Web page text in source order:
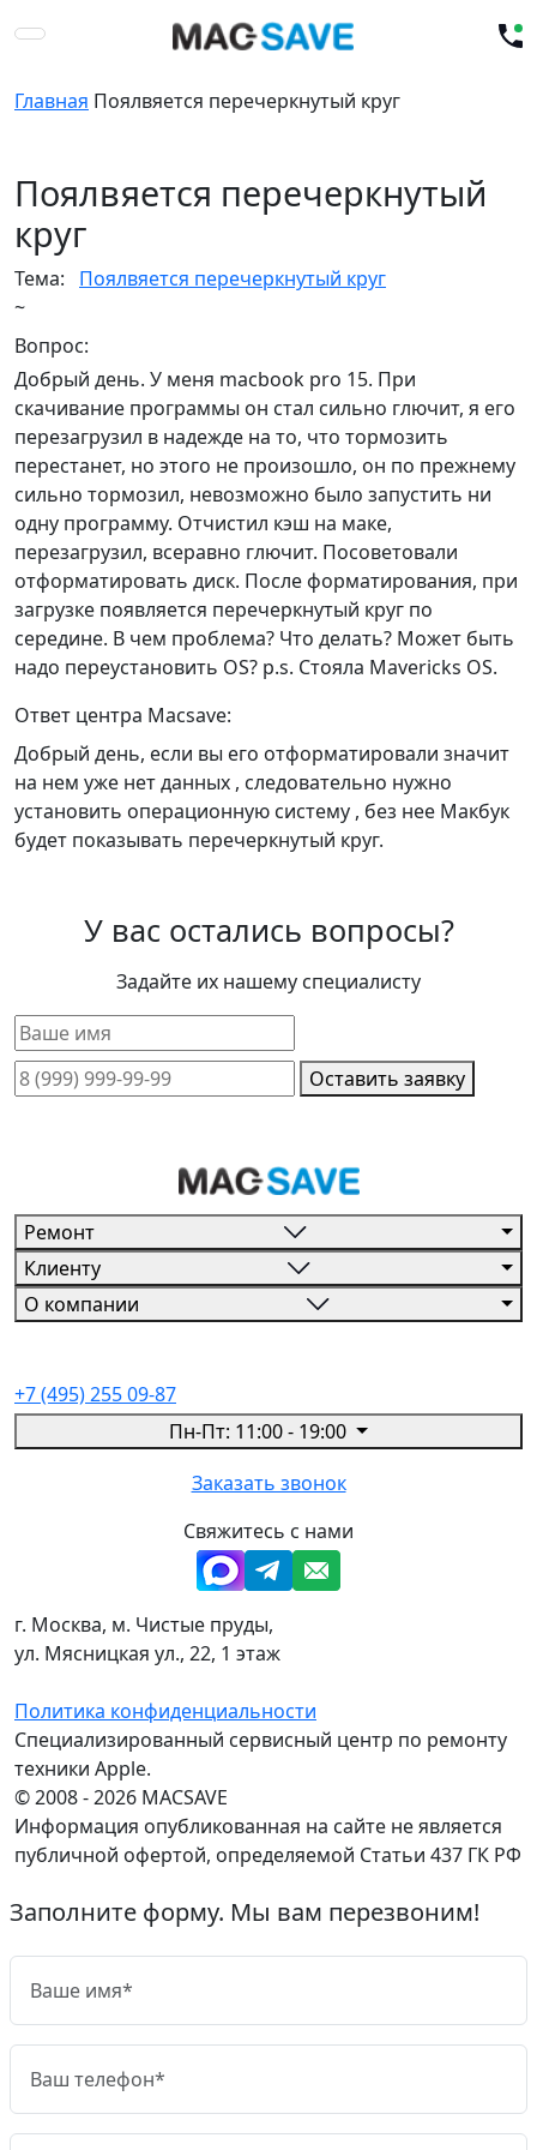
Главная Поялвяется перечеркнутый круг
Поялвяется перечеркнутый
круг
Тема:
Поялвяется перечеркнутый круг
~
Вопрос:
Добрый день. У меня macbook pro 15. При
скачивание программы он стал сильно глючит, я его
перезагрузил в надежде на то, что тормозить
перестанет, но этого не произошло, он по прежнему
сильно тормозил, невозможно было запустить ни
одну программу. Отчистил кэш на маке,
перезагрузил, всеравно глючит. Посоветовали
отформатировать диск. После форматирования, при
загрузке появляется перечеркнутый круг по
середине. В чем проблема? Что делать? Может быть
надо переустановить OS? p.s. Стояла Mavericks OS.
Ответ центра Macsave:
Добрый день, если вы его отформатировали значит
на нем уже нет данных , следовательно нужно
установить операционную систему , без нее Макбук
будет показывать перечеркнутый круг.
У вас остались вопросы?
Задайте их нашему специалисту
Оставить заявку
Ремонт
Клиенту
О компании
+7 (495) 255 09-87
Пн-Пт: 11:00 - 19:00
Заказать звонок
Свяжитесь с нами
г. Москва, м. Чистые пруды,
ул. Мясницкая ул., 22, 1 этаж
Политика конфиденциальности
Специализированный сервисный центр по ремонту
техники Apple.
© 2008 - 2026 MACSAVE
Информация опубликованная на сайте не является
публичной офертой, определяемой Статьи 437 ГК РФ
Заполните форму. Мы вам перезвоним!